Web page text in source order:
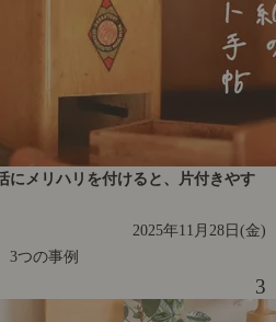
にメリハリを付けると、片付きやす
2025年11月28日(金)
3つの事例
3